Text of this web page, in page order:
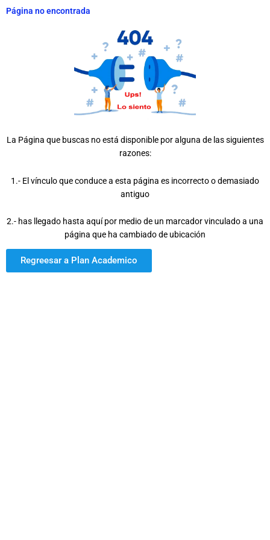
Página no encontrada
La Página que buscas no está disponible por alguna de las siguientes
razones:
1.- El vínculo que conduce a esta página es incorrecto o demasiado
antiguo
2.- has llegado hasta aquí por medio de un marcador vinculado a una
página que ha cambiado de ubicación
Regreesar a Plan Academico